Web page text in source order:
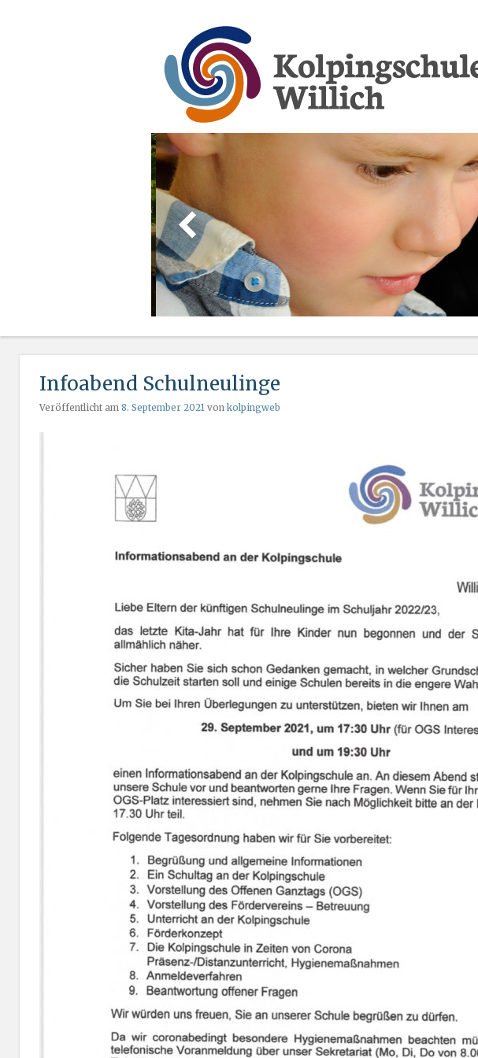
Kolpingschule Willich
Infoabend Schulneulinge
Veröffentlicht am 8. September 2021 von kolpingweb